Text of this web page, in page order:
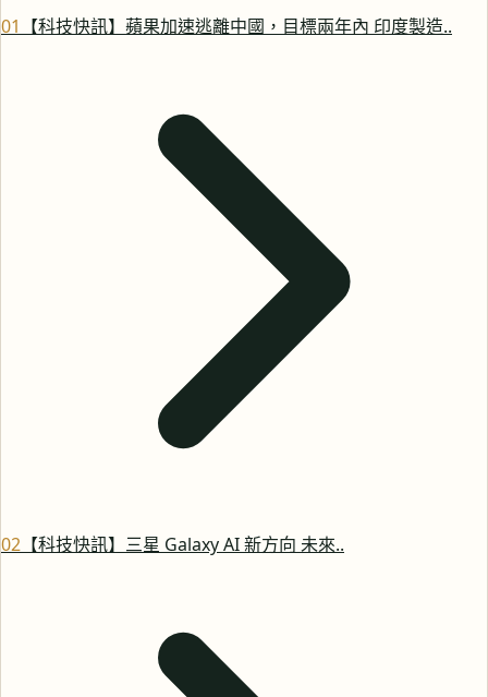
01 【科技快訊】蘋果加速逃離中國，目標兩年內 印度製造..
02 【科技快訊】三星 Galaxy AI 新方向 未來..